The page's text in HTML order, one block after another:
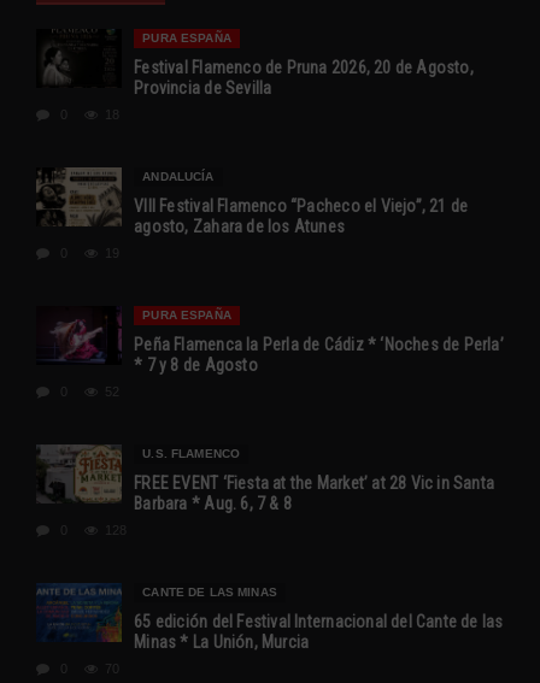
PURA ESPAÑA
Festival Flamenco de Pruna 2026, 20 de Agosto,
Provincia de Sevilla
18
ANDALUCÍA
VIII Festival Flamenco “Pacheco el Viejo”, 21 de
agosto, Zahara de los Atunes
19
PURA ESPAÑA
Peña Flamenca la Perla de Cádiz * ‘Noches de Perla’
* 7 y 8 de Agosto
52
U.S. FLAMENCO
FREE EVENT ‘Fiesta at the Market’ at 28 Vic in Santa
Barbara * Aug. 6, 7 & 8
128
CANTE DE LAS MINAS
65 edición del Festival Internacional del Cante de las
Minas * La Unión, Murcia
70